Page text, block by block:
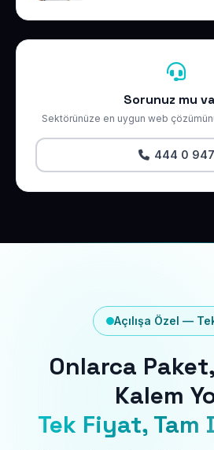
Sorunuz mu
Sektörünüze en uygun web
444 0 947
Açılışa Özel —
Onlarca
Kalem
Tek Fiyat, Tam